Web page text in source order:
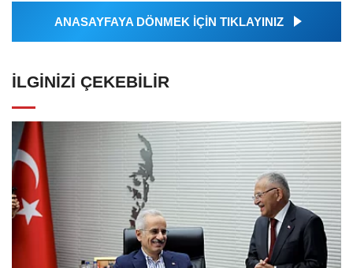
ANASAYFAYA DÖNMEK İÇİN TIKLAYINIZ
İLGINIZI ÇEKEBILIR